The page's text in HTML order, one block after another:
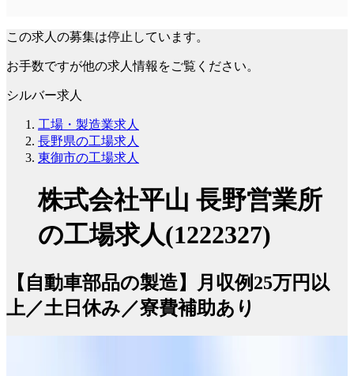
この求人の募集は停止しています。
お手数ですが他の求人情報をご覧ください。
シルバー求人
工場・製造業求人
長野県の工場求人
東御市の工場求人
株式会社平山 長野営業所
の工場求人(1222327)
【自動車部品の製造】月収例25万円以
上／土日休み／寮費補助あり